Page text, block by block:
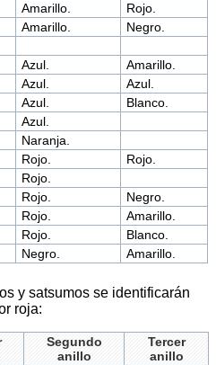
Amarillo.
Rojo.
Amarillo.
Negro.
Azul.
Amarillo.
Azul.
Azul.
Azul.
Blanco.
Azul.
Naranja.
Rojo.
Rojo.
Rojo.
Rojo.
Negro.
Rojo.
Amarillo.
Rojo.
Blanco.
Negro. Amarillo.
y satsumos se identificarán
roja:
Segundo
anillo
Tercer
anillo